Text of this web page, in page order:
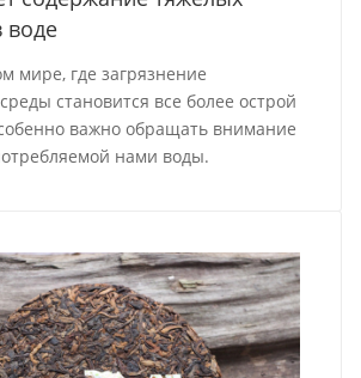
воде
мире, где загрязнение
становится все более острой
важно обращать внимание
нами воды.